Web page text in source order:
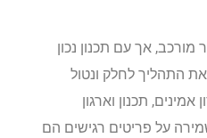
מורכב, אך עם תכנון נכון
התהליך לחלק ונטול
תכנון וארגון
על פריטים רגישים הם